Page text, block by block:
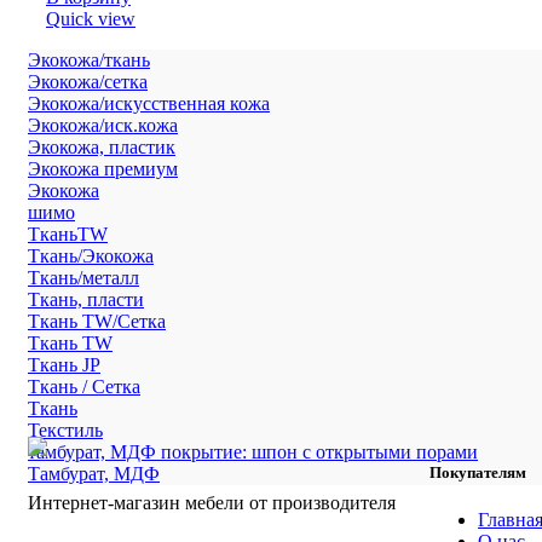
Quick view
Экокожа/ткань
Экокожа/сетка
Экокожа/искусственная кожа
Экокожа/иск.кожа
Экокожа, пластик
Экокожа премиум
Экокожа
шимо
ТканьTW
Ткань/Экокожа
Ткань/металл
Ткань, пласти
Ткань TW/Сетка
Ткань TW
Ткань JP
Ткань / Сетка
Ткань
Текстиль
тамбурат, МДФ покрытие: шпон с открытыми порами
Тамбурат, МДФ
Интернет-магазин мебели от производителя
Покупателям
Главная